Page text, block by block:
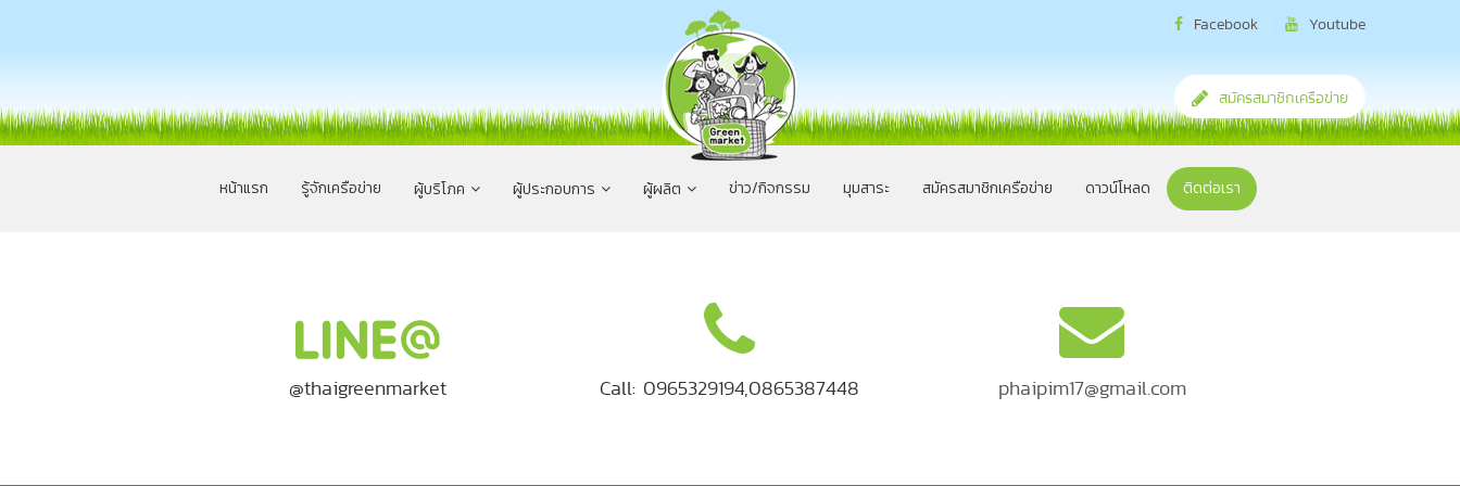
Facebook Youtube
สมัครสมาชิกเครือข่าย
หน้าแรก รู้จักเครือข่าย ผู้บริโภค ผู้ประกอบการ ผู้ผลิต ข่าว/กิจกรรม มุมสาระ สมัครสมาชิกเครือข่าย ดาวน์โหลด ติดต่อเรา
@thaigreenmarket Call: 0965329194,0865387448 phaipim17@gmail.com